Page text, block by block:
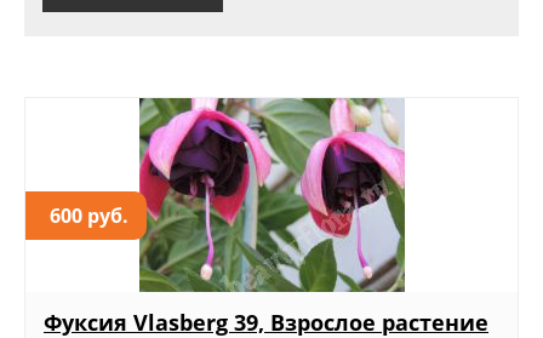
600 руб.
Фуксия Vlasberg 39, Взрослое растение